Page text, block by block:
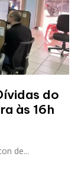
do
às 16h
de...